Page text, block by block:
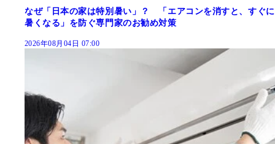
なぜ「日本の家は特別暑い」？ 「エアコンを消すと、すぐに
暑くなる」を防ぐ専門家のお勧め対策
2026年08月04日 07:00